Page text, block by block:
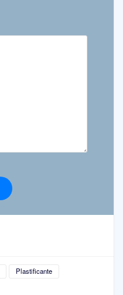
Plastificante